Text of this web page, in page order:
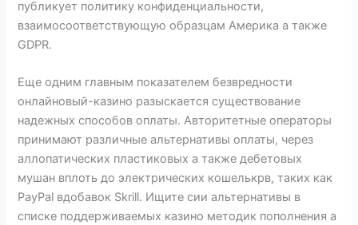
публикует политику конфиденциальности,
взаимосоответствующую образцам Америка а также
GDPR.
Еще одним главным показателем безвредности
онлайновый-казино разыскается существование
надежных способов оплаты. Авторитетные операторы
принимают различные альтернативы оплаты, через
аллопатических пластиковых а также дебетовых
мушан вплоть до электрических кошелькрв, таких как
PayPal вдобавок Skrill. Ищите сии альтернативы в
списке поддерживаемых казино методик пополнения а